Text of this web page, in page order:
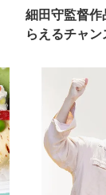
細田守監督
らえるチャン